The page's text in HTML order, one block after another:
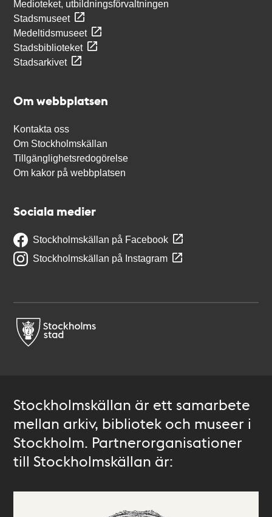
Medioteket, utbildningsförvaltningen
Stadsmuseet
Medeltidsmuseet
Stadsbiblioteket
Stadsarkivet
Om webbplatsen
Kontakta oss
Om Stockholmskällan
Tillgänglighetsredogörelse
Om kakor på webbplatsen
Sociala medier
Stockholmskällan på Facebook
Stockholmskällan på Instagram
Stockholmskällan är ett samarbete
mellan arkiv, bibliotek och museer i
Stockholm. Partnerorganisationer
till Stockholmskällan är: